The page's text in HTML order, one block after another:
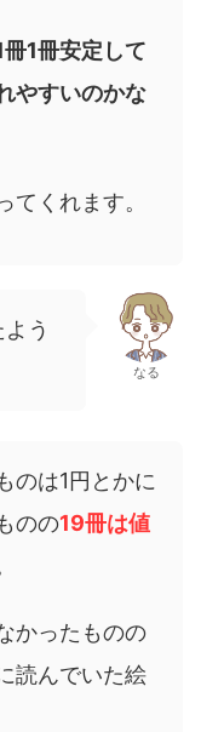
冊1冊安定して
やすいのかな
てくれます。
う
なる
のは1円とかに
のの19冊は値
かったものの
読んでいた絵